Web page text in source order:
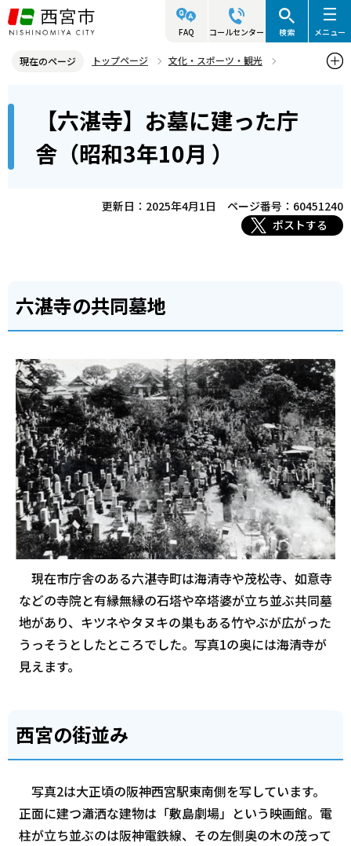
こ
の
ジ
頭
FAQ コールセンター 検索 メニュー
現在のページ トップページ
文化・スポーツ・観光
【六湛寺】お墓に建った庁舎（昭和3年10月 ）
【六湛寺】お墓に建った庁
舎（昭和3年10月 ）
更新日：2025年4月1日
ページ番号：60451240
ポストする
六湛寺の共同墓地
現在市庁舎のある六湛寺町は海清寺や茂松寺、如意寺
などの寺院と有縁無縁の石塔や卒塔婆が立ち並ぶ共同墓
地があり、キツネやタヌキの巣もある竹やぶが広がった
うっそうとしたところでした。写真1の奥には海清寺が
見えます。
西宮の街並み
写真2は大正頃の阪神西宮駅東南側を写しています。
正面に建つ瀟洒な建物は「敷島劇場」という映画館。電
柱が立ち並ぶのは阪神電鉄線、その左側奥の木の茂って